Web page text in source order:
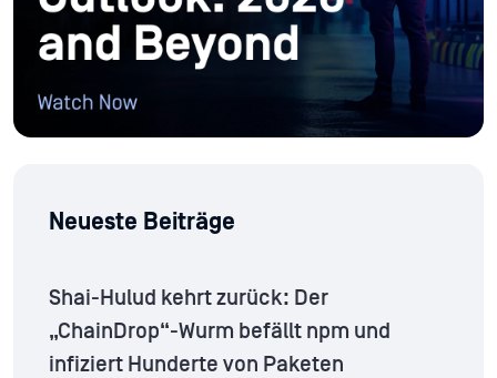
Neueste Beiträge
Shai-Hulud kehrt zurück: Der
„ChainDrop“-Wurm befällt npm und
infiziert Hunderte von Paketen